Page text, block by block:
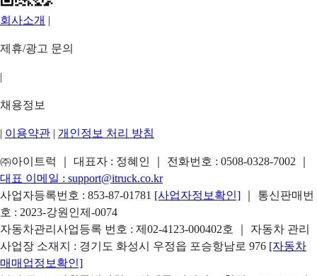
회사소개 |
제휴/광고 문의
|
채용정보
| 이용약관 | 개인정보 처리 방침
㈜아이트럭 ｜ 대표자 : 정혜인 ｜ 전화번호 : 0508-0328-7002
대표 이메일 : support@itruck.co.kr
사업자등록번호 : 853-87-01781 [사업자정보확인]
｜ 통신판매번
호 : 2023-강원인제-0074
자동차관리사업등록 번호 : 제02-4123-000402호 ｜ 자동차 관리
사업장 소재지 : 경기도 화성시 우정읍 포승항남로 976 [자동차
매매업정보확인]